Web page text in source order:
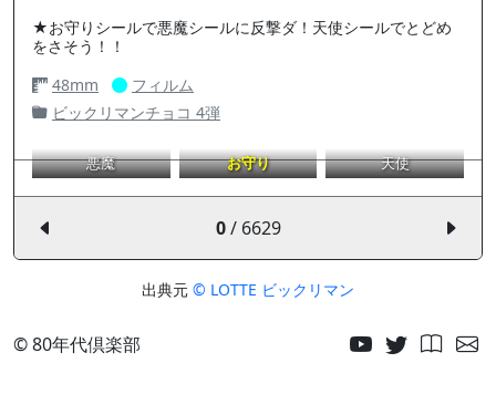
★お守りシールで悪魔シールに反撃ダ！天使シールでとどめ
をさそう！！
48mm
フィルム
ビックリマンチョコ 4弾
悪魔 お守り 天使
0/ 6629
出典元 © LOTTE ビックリマン
© 80年代倶楽部